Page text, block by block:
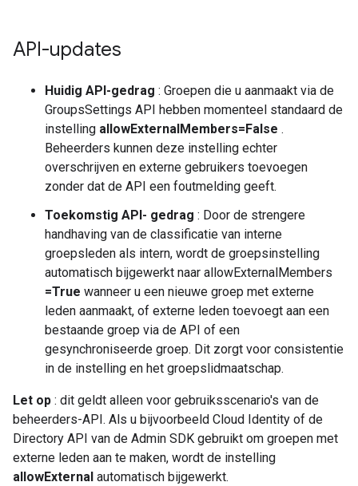
API-updates
Huidig ​​API-gedrag : Groepen die u aanmaakt via de
GroupsSettings API hebben momenteel standaard de
instelling allowExternalMembers=False .
Beheerders kunnen deze instelling echter
overschrijven en externe gebruikers toevoegen
zonder dat de API een foutmelding geeft.
Toekomstig API- gedrag : Door de strengere
handhaving van de classificatie van interne
groepsleden als intern, wordt de groepsinstelling
automatisch bijgewerkt naar allowExternalMembers
=True wanneer u een nieuwe groep met externe
leden aanmaakt, of externe leden toevoegt aan een
bestaande groep via de API of een
gesynchroniseerde groep. Dit zorgt voor consistentie
in de instelling en het groepslidmaatschap.
Let op : dit geldt alleen voor gebruiksscenario's van de
beheerders-API. Als u bijvoorbeeld Cloud Identity of de
Directory API van de Admin SDK gebruikt om groepen met
externe leden aan te maken, wordt de instelling
allowExternal automatisch bijgewerkt.